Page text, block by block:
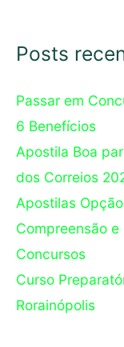
Posts
Passar em
6 Benefícios
Apostila Boa
dos Correios
Apostilas
Compreensão
Concursos
Curso
Rorainópolis